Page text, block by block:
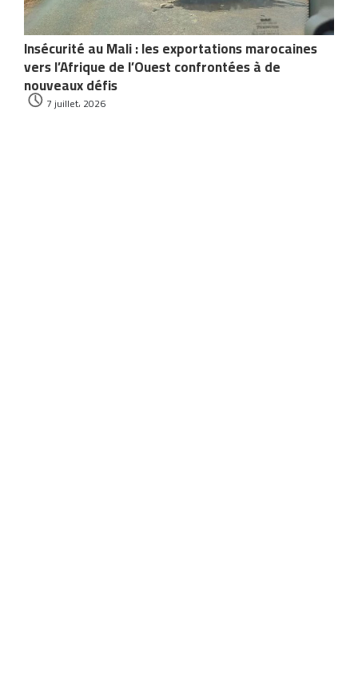
Insécurité au Mali : les exportations marocaines
vers l’Afrique de l’Ouest confrontées à de
nouveaux défis
7 juillet، 2026